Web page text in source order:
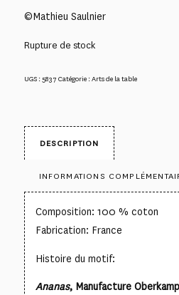
©Mathieu Saulnier
Rupture de stock
UGS : 5837 Catégorie :Arts de la table
DESCRIPTION
INFORMATIONS
Composition: 100 % coton
Fabrication: France
Histoire du motif:
Ananas, Manufacture